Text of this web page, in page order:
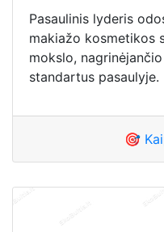
Pasaulinis lyderis
makiažo kosmetikos
mokslo,
standartus pasaulyje.
🎯